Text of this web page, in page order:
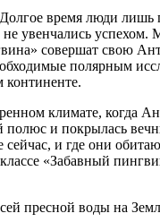
время люди лишь
успехом.
совершат свою
полярным
континенте.
климате, когда
и покрылась
и где они
«Забавный
пресной воды на